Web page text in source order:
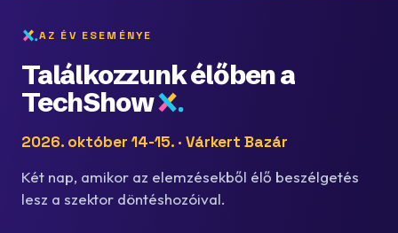
AZ ÉV ESEMÉNYE
Találkozzunk élőben a
TechShow
2026. október 14-15. · Várkert Bazár
Két nap, amikor az elemzésekből élő beszélgetés
lesz a szektor döntéshozóival.